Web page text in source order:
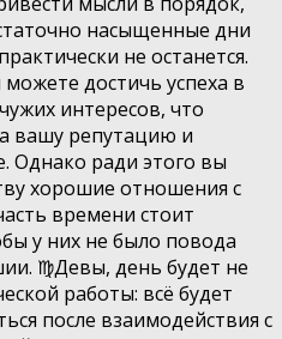
насыщенные дни
не останется.
достичь успеха в
интересов, что
вашу репутацию и
Однако ради этого вы
хорошие отношения с
времени стоит
у них не было повода
♍️Девы, день будет не
работы: всё будет
после взаимодействия с